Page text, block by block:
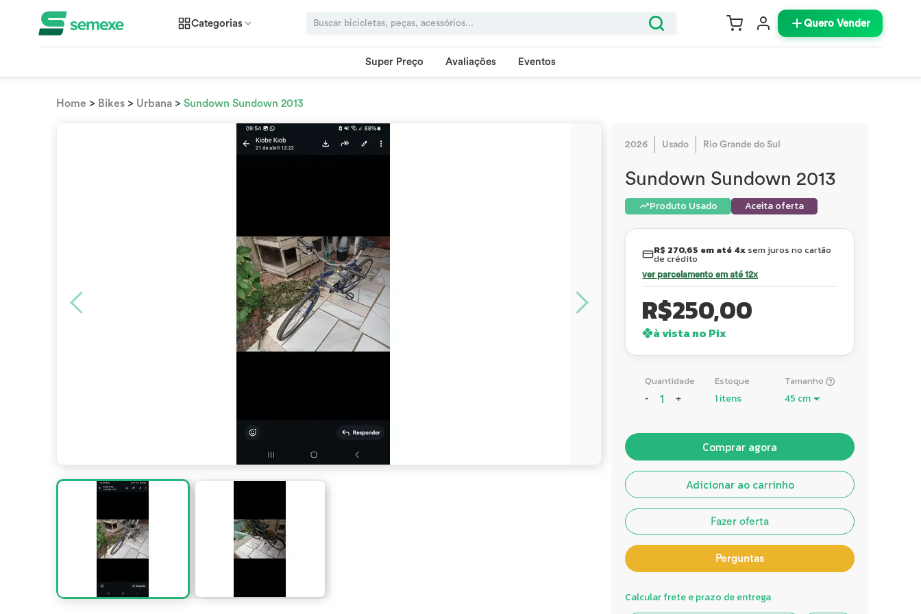
Categorias Quero Vender
Super Preço Avaliações Eventos
Home > Bikes > Urbana >Sundown Sundown 2013
2026 Usado Rio Grande do Sul
Sundown Sundown 2013
Produto Usado Aceita oferta
R$ 270,65 em até 4xsem juros no cartão
de crédito
ver parcelamento em até 12x
R$250,00
à vista no Pix
Quantidade
- +
Estoque
1 itens
Tamanho
Comprar agora
Adicionar ao carrinho
Fazer oferta
Perguntas
Calcular frete e prazo de entrega